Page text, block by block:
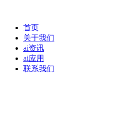
首页
关于我们
ai资讯
ai应用
联系我们